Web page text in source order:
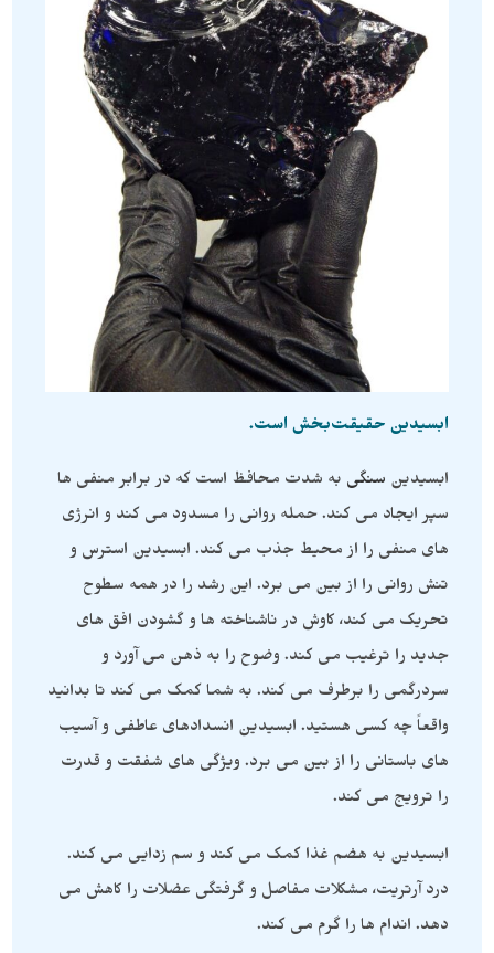
ابسیدین حقیقت‌بخش است.
ابسیدین سنگی به شدت محافظ است که در برابر منفی ها
سپر ایجاد می کند. حمله روانی را مسدود می کند و انرژی
های منفی را از محیط جذب می کند. ابسیدین استرس و
تنش روانی را از بین می برد. این رشد را در همه سطوح
تحریک می کند، کاوش در ناشناخته ها و گشودن افق های
جدید را ترغیب می کند. وضوح را به ذهن می آورد و
سردرگمی را برطرف می کند. به شما کمک می کند تا بدانید
واقعاً چه کسی هستید. ابسیدین انسدادهای عاطفی و آسیب
های باستانی را از بین می برد. ویژگی های شفقت و قدرت
را ترویج می کند.
ابسیدین به هضم غذا کمک می کند و سم زدایی می کند.
درد آرتریت، مشکلات مفاصل و گرفتگی عضلات را کاهش می
دهد. اندام ها را گرم می کند.